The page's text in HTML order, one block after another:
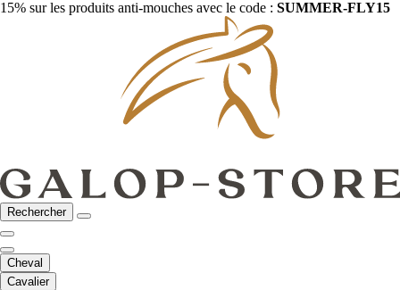
15% sur les produits anti-mouches avec le code : SUMMER-FLY15
Rechercher
Cheval
Cavalier